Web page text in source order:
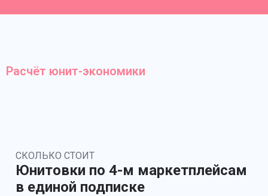
Расчёт юнит-экономики
Юнитовки по 4-м маркетплейсам
в единой подписке
СКОЛЬКО СТОИТ